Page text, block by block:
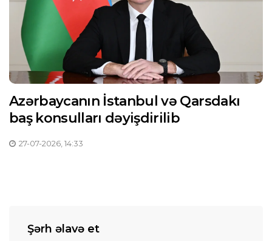
Azərbaycanın İstanbul və Qarsdakı
baş konsulları dəyişdirilib
27-07-2026, 14:33
Şərh əlavə et